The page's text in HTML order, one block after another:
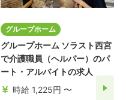
グループホーム
グループホーム ソラスト西宮
で介護職員（ヘルパー）のパ
ート・アルバイトの求人
時給 1,225円 〜